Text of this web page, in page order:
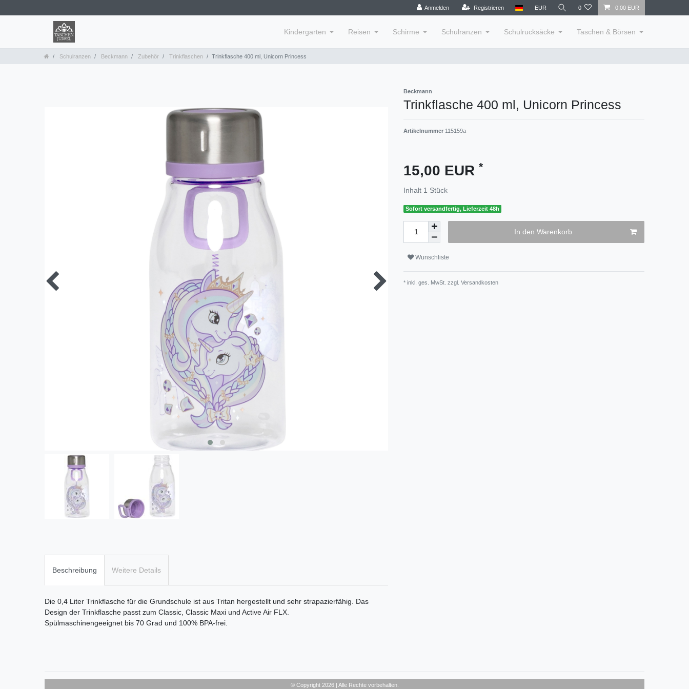
Anmelden Registrieren EUR 0 0,00 EUR
Kindergarten Reisen Schirme Schulranzen Schulrucksäcke Taschen & Börsen
Schulranzen Beckmann Zubehör Trinkflaschen Trinkflasche 400 ml, Unicorn Princess
Beckmann
Trinkflasche 400 ml, Unicorn Princess
Artikelnummer 115159a
15,00 EUR *
Inhalt 1 Stück
Sofort versandfertig, Lieferzeit 48h
In den Warenkorb
Wunschliste
* inkl. ges. MwSt. zzgl. Versandkosten
Beschreibung Weitere Details
Die 0,4 Liter Trinkflasche für die Grundschule ist aus Tritan hergestellt und sehr strapazierfähig. Das
Design der Trinkflasche passt zum Classic, Classic Maxi und Active Air FLX.
Spülmaschinengeeignet bis 70 Grad und 100% BPA-frei.
© Copyright 2026 | Alle Rechte vorbehalten.